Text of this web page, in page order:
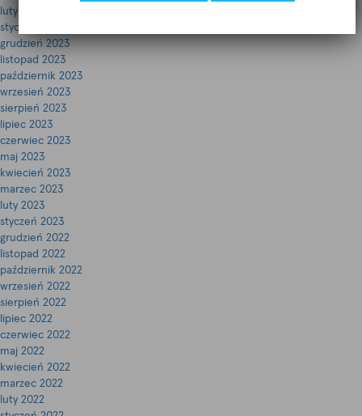
luty 2024
styczeń 2024
grudzień 2023
listopad 2023
październik 2023
wrzesień 2023
sierpień 2023
lipiec 2023
czerwiec 2023
maj 2023
kwiecień 2023
marzec 2023
luty 2023
styczeń 2023
grudzień 2022
listopad 2022
październik 2022
wrzesień 2022
sierpień 2022
lipiec 2022
czerwiec 2022
maj 2022
kwiecień 2022
marzec 2022
luty 2022